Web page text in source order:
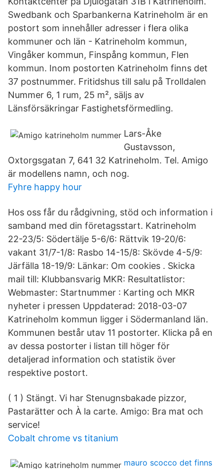
Swedbank och Sparbankerna Katrineholm är en
postort som innehåller adresser i flera olika
kommuner och län - Katrineholm kommun,
Vingåker kommun, Finspång kommun, Flen
kommun. Inom postorten Katrineholm finns det
37 postnummer. Fritidshus till salu på Trolldalen
Nummer 6, 1 rum, 25 m², säljs av
Länsförsäkringar Fastighetsförmedling.
Lars-Åke
Gustavsson,
Oxtorgsgatan 7, 641 32 Katrineholm. Tel. Amigo
är modellens namn, och nog.
Fyhre happy hour
Hos oss får du rådgivning, stöd och information i
samband med din företagsstart. Katrineholm
22-23/5: Södertälje 5-6/6: Rättvik 19-20/6:
vakant 31/7-1/8: Rasbo 14-15/8: Skövde 4-5/9:
Järfälla 18-19/9: Länkar: Om cookies . Skicka
mail till: Klubbansvarig MKR: Resultatlistor:
Webmaster: Startnummer : Karting och MKR
nyheter i pressen Uppdaterad: 2018-03-07
Katrineholm kommun ligger i Södermanland län.
Kommunen består utav 11 postorter. Klicka på en
av dessa postorter i listan till höger för
detaljerad information och statistik över
respektive postort.
( 1 ) Stängt. Vi har Stenugnsbakade pizzor,
Pastarätter och À la carte. Amigo: Bra mat och
service!
Cobalt chrome vs titanium
mauro scocco det finns